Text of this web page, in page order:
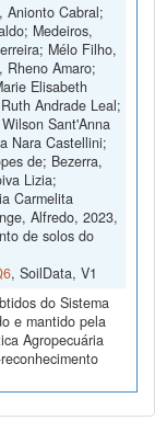
Anionto Cabral;
Medeiros,
Mélo Filho,
Rheno Amaro;
Elisabeth
Andrade Leal;
Sant'Anna
Nara Castellini;
de; Bezerra,
Lizia;
Carmelita
Alfredo, 2023,
de solos do
, SoilData, V1
do Sistema
e mantido pela
Agropecuária